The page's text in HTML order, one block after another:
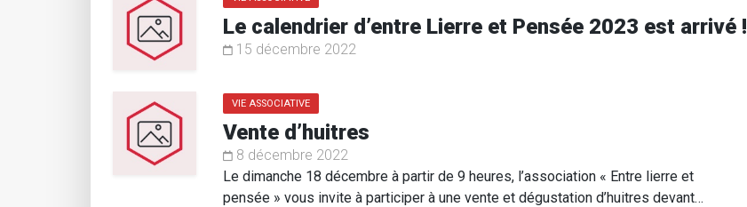
Le calendrier d’entre Lierre et Pensée 2023 est arrivé !
15 décembre 2022
VIE ASSOCIATIVE
Vente d’huitres
8 décembre 2022
Le dimanche 18 décembre à partir de 9 heures, l’association « Entre lierre et
pensée » vous invite à participer à une vente et dégustation d’huitres devant…